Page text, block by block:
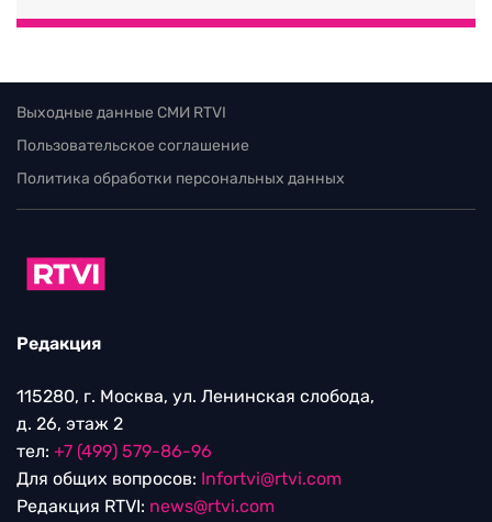
Выходные данные СМИ RTVI
Пользовательское соглашение
Политика обработки персональных данных
Редакция
115280, г. Москва, ул. Ленинская слобода,
д. 26, этаж 2
тел: +7 (499) 579-86-96
Для общих вопросов: Infortvi@rtvi.com
Редакция RTVI: news@rtvi.com